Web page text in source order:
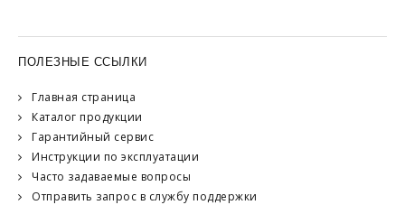
ПОЛЕЗНЫЕ ССЫЛКИ
Главная страница
Каталог продукции
Гарантийный сервис
Инструкции по эксплуатации
Часто задаваемые вопросы
Отправить запрос в службу поддержки